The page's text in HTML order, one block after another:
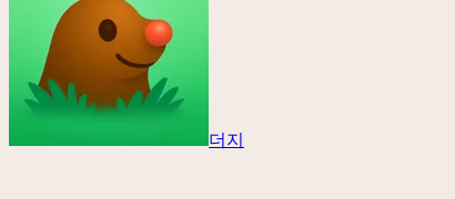
더지